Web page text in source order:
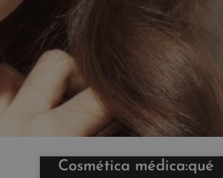
Cosmética médica:qué